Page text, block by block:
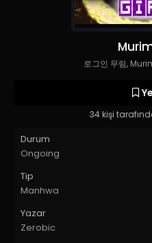
로그인 무림,
34 kişi
Durum
Ongoing
Tip
Manhwa
Yazar
Zerobic